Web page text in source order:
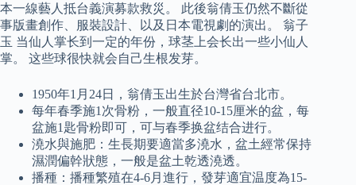
本一線藝人抵台義演募款救災。 此後翁倩玉仍然不斷從
事版畫創作、服裝設計、以及日本電視劇的演出。 翁子
玉 当仙人掌长到一定的年份，球茎上会长出一些小仙人
掌。 这些球很快就会自己生根发芽。
1950年1月24日，翁倩玉出生於台灣省台北市。
每年春季施1次骨粉，一般直径10-15厘米的盆，每
盆施1匙骨粉即可，可与春季换盆结合进行。
澆水與施肥：生長期要適當多澆水，盆土經常保持
濕潤偏幹狀態，一般是盆土乾透澆透。
播種：播種繁殖在4-6月進行，發芽適宜温度為15-